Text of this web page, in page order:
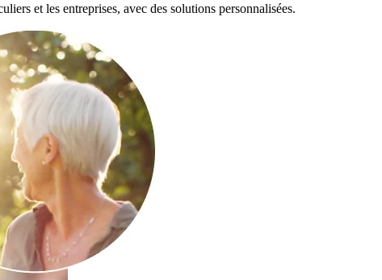
et les entreprises, avec des solutions personnalisées.